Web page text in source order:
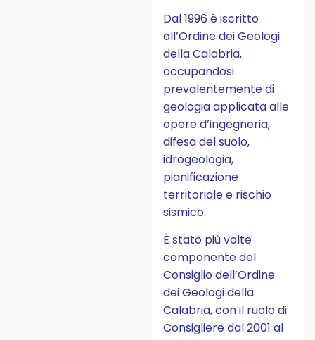
Dal 1996 è iscritto
all’Ordine dei Geologi
della Calabria,
occupandosi
prevalentemente di
geologia applicata alle
opere d’ingegneria,
difesa del suolo,
idrogeologia,
pianificazione
territoriale e rischio
sismico.
È stato più volte
componente del
Consiglio dell’Ordine
dei Geologi della
Calabria, con il ruolo di
Consigliere dal 2001 al